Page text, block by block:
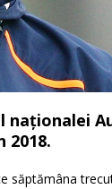
naționalei
2018.
săptămâna